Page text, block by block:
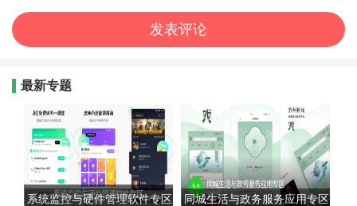
最新专题
系统监控与硬件管理软件专区 同城生活与政务服务应用专区